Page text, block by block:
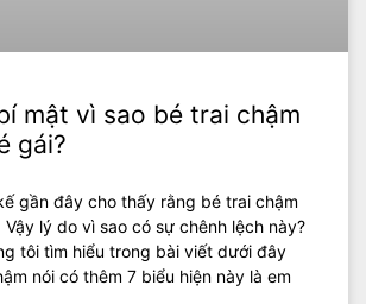
mật vì sao bé trai chậm
gái?
gần đây cho thấy rằng bé trai chậm
Vậy lý do vì sao có sự chênh lệch này?
tôi tìm hiểu trong bài viết dưới đây
nói có thêm 7 biểu hiện này là em